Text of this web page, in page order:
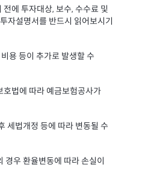
에 투자대상, 보수, 수수료 및
자설명서를 반드시 읽어보시기
용 등이 추가로 발생할 수
법에 따라 예금보험공사가
세법개정 등에 따라 변동될 수
우 환율변동에 따라 손실이